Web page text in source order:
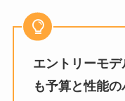
エントリーモ
も予算と性能